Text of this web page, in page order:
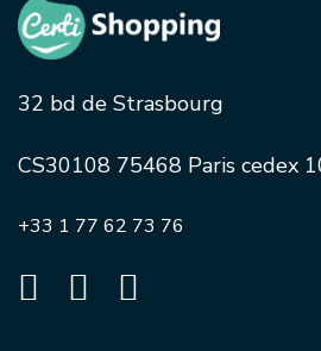
32 bd de Strasbourg
CS30108 75468 Paris cedex
+33 1 77 62 73 76